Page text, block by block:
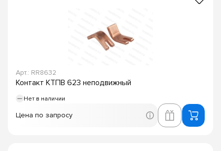
Арт.: RR8632
Контакт КТПВ 623 неподвижный
Нет в наличии
Цена по запросу